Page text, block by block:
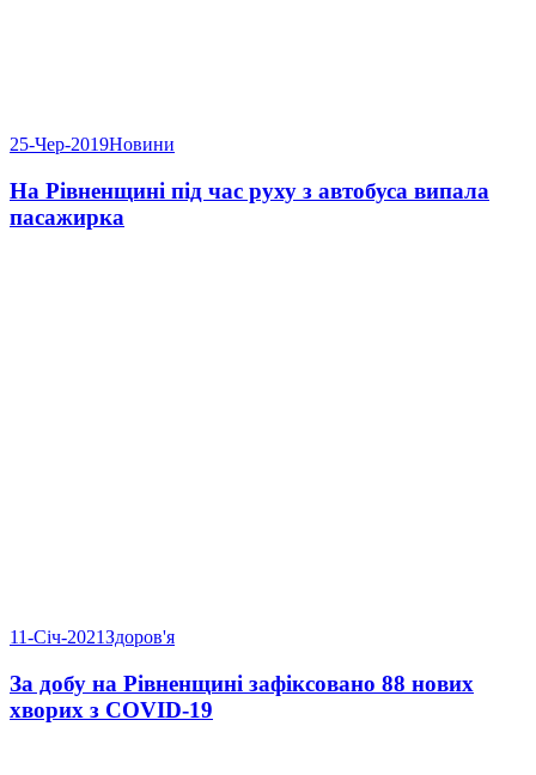
25-Чер-2019Новини
На Рівненщині під час руху з автобуса випала
пасажирка
11-Січ-2021Здоров'я
За добу на Рівненщині зафіксовано 88 нових
хворих з COVID-19